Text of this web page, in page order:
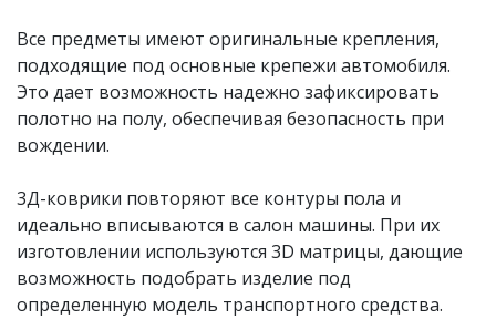
Все предметы имеют оригинальные крепления,
подходящие под основные крепежи автомобиля.
Это дает возможность надежно зафиксировать
полотно на полу, обеспечивая безопасность при
вождении.
3Д-коврики повторяют все контуры пола и
идеально вписываются в салон машины. При их
изготовлении используются 3D матрицы, дающие
возможность подобрать изделие под
определенную модель транспортного средства.